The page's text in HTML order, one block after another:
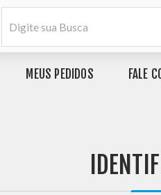
MEUS PEDIDOS FALE